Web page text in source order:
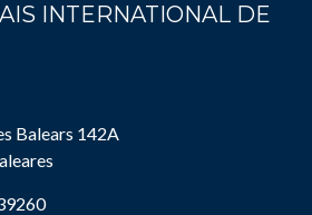
INTERNATIONAL DE
Balears 142A